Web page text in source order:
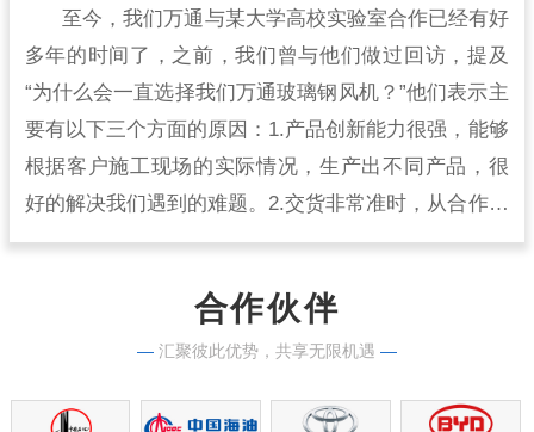
至今，我们万通与某大学高校实验室合作已经有好
多年的时间了，之前，我们曾与他们做过回访，提及
“为什么会一直选择我们万通玻璃钢风机？”他们表示主
要有以下三个方面的原因：1.产品创新能力很强，能够
根据客户施工现场的实际情况，生产出不同产品，很
好的解决我们遇到的难题。2.交货非常准时，从合作开
始到现在，从来没有出现过延时交货的情况，生产实
合作伙伴
— 汇聚彼此优势，共享无限机遇 —